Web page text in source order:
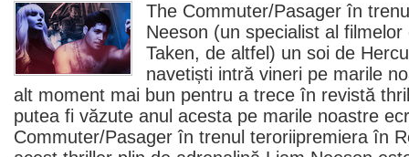
The Commuter/Pasager în
Neeson (un specialist al
Taken, de altfel) un soi de
navetiști intră vineri pe marile
alt moment mai bun pentru a trece în revistă
putea fi văzute anul acesta pe marile noastre
Commuter/Pasager în trenul teroriipremiera în